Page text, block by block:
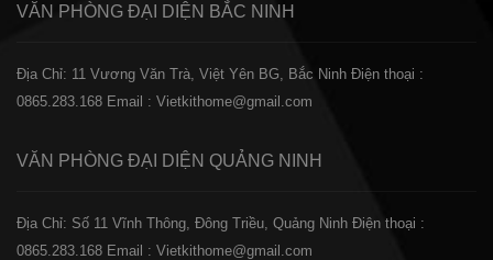
VĂN PHÒNG ĐẠI DIỆN BẮC NINH
Địa Chỉ: 11 Vương Văn Trà, Việt Yên BG, Bắc Ninh Điện thoại :
0865.283.168 Email : Vietkithome@gmail.com
VĂN PHÒNG ĐẠI DIỆN QUẢNG NINH
Địa Chỉ: Số 11 Vĩnh Thông, Đông Triều, Quảng Ninh Điện thoại :
0865.283.168 Email : Vietkithome@gmail.com